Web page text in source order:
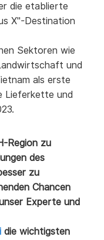
die etablierte
X"-Destination
Sektoren wie
und
als erste
Lieferkette und
Region zu
des
zu
Chancen
Experte und
die wichtigsten